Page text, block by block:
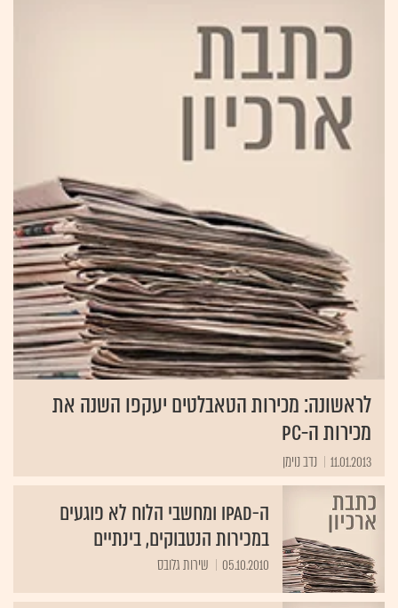
לראשונה: מכירות הטאבלטים יעקפו השנה את
מכירות ה-PC
11.01.2013 נדב נוימן
ה-iPad ומחשבי הלוח לא פוגעים
במכירות הנטבוקים, בינתיים
05.10.2010 שירות גלובס